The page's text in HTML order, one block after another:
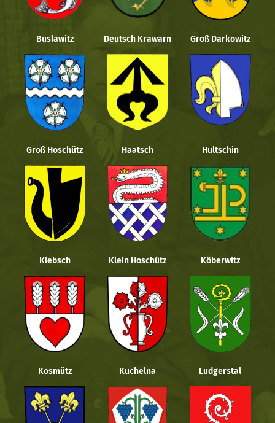
Buslawitz Deutsch Krawarn Groß Darkowitz
Groß Hoschütz Haatsch Hultschin
Klebsch Klein Hoschütz Köberwitz
Kosmütz Kuchelna Ludgerstal